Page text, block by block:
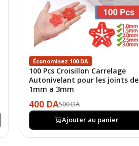
Économisez 100 DA
100 Pcs Croisillon Carrelage
Autonivelant pour les joints de
1mm a 3mm
400 DA500 DA
Ajouter au panier